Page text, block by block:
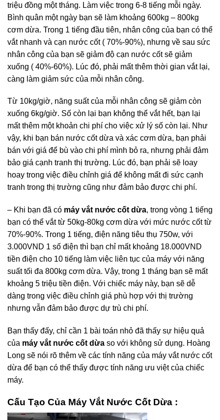
triệu đồng một tháng. Làm việc trong 6-8 tiếng mỗi ngày.
Bình quân một ngày bạn sẽ làm khoảng 600kg – 800kg
cơm dừa. Trong 1 tiếng đầu tiên, nhân công của bạn có thể
vắt nhanh và cạn nước cốt ( 70%-90%), nhưng về sau sức
nhân công của bạn sẽ giảm độ cạn nước cốt sẽ giảm
xuống ( 40%-60%). Lúc đó, phải mất thêm thời gian vắt lại,
càng làm giảm sức của mỗi nhân công.
Từ 10kg/giờ, năng suất của mỗi nhân công sẽ giảm còn
xuống 6kg/giờ. Số còn lại bạn không thể vắt hết, bạn lại
mất thêm một khoản chi phí cho việc xử lý số còn lại. Như
vậy, khi bạn bán nước cốt dừa và xác cơm dừa, bạn phải
bán với giá để bù vào chi phí mình bỏ ra, nhưng phải đảm
bảo giá cạnh tranh thị trường. Lúc đó, bạn phải sẽ loay
hoay trong việc điều chỉnh giá để không mất đi sức cạnh
tranh trong thị trường cũng như đảm bảo được chi phí.
– Khi bạn đã có máy vắt nước cốt dừa, trong vòng 1 tiếng
bạn có thể vắt từ 50kg-80kg cơm dừa với mức nước cốt từ
70%-90%. Trong 1 tiếng, điện năng tiêu thụ 750w, với
3.000VND 1 số điện thì bạn chỉ mất khoảng 18.000VND
tiền điện cho 10 tiếng làm việc liên tục của máy với năng
suất tối đa 800kg cơm dừa. Vậy, trong 1 tháng bạn sẽ mất
khoảng 5 triệu tiền điện. Với chiếc máy này, bạn sẽ dễ
dàng trong việc điều chỉnh giá phù hợp với thị trường
nhưng vẫn đảm bảo được dự trù chi phí.
Bạn thấy đấy, chỉ cần 1 bài toán nhỏ đã thấy sự hiệu quả
của máy vắt nước cốt dừa so với không sử dụng. Hoàng
Long sẽ nói rõ thêm về các tính năng của máy vắt nước cốt
dừa để bạn có thể thấy được tính năng ưu việt của chiếc
máy.
Cấu Tạo Của Máy Vắt Nước Cốt Dừa :